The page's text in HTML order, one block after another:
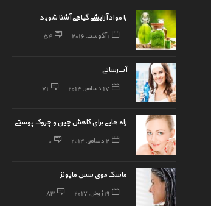
با مواد آرایشی گیاهی آشنا شوید
1 آگوست, 2016 54
آب‌رسانی
17 دسامبر, 2014 71
راه هایی برای کاهش چین و چروک پوستی
2 دسامبر, 2014 0
ماسک موی سس مایونز
19 ژوئن, 2017 83